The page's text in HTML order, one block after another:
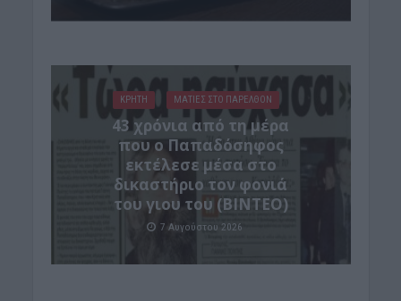
ΚΡΗΤΗ ΜΑΤΙΕΣ ΣΤΟ ΠΑΡΕΛΘΟΝ
43 χρόνια από τη μέρα
που ο Παπαδόσηφος
εκτέλεσε μέσα στο
δικαστήριο τον φονιά
του γιου του (ΒΙΝΤΕΟ)
7 Αυγούστου 2026